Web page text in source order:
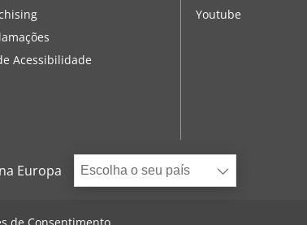
Acessibilidade
Youtube
Europa Escolha o seu país